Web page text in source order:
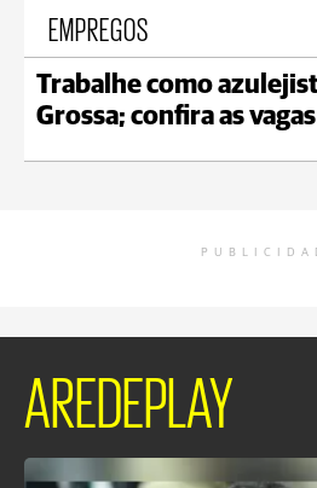
EMPREGOS
Trabalhe como
Grossa; confira as
AREDEPLAY